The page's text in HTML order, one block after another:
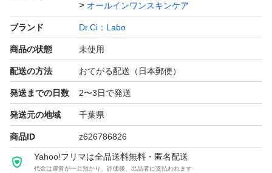
オールインワンスキンケア
ブランド Dr.Ci：Labo
商品の状態 未使用
配送の方法 おてがる配送（日本郵便）
発送までの日数 2〜3日で発送
発送元の地域 千葉県
商品ID z626786826
Yahoo!フリマは全品送料無料・匿名配送
代金は運営が一旦預かり、評価後、出品者に支払われます